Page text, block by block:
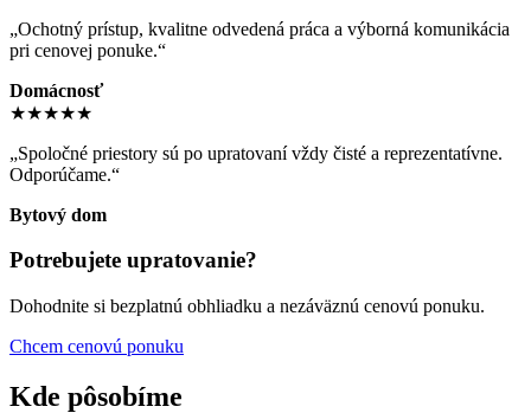
„Ochotný prístup, kvalitne odvedená práca a výborná komunikácia
pri cenovej ponuke.“
Domácnosť
★★★★★
„Spoločné priestory sú po upratovaní vždy čisté a reprezentatívne.
Odporúčame.“
Bytový dom
Potrebujete upratovanie?
Dohodnite si bezplatnú obhliadku a nezáväznú cenovú ponuku.
Chcem cenovú ponuku
Kde pôsobíme